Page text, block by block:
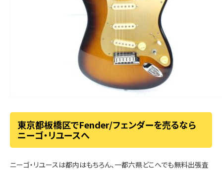
東京都板橋区でFender/フェンダーを売るなら
ニーゴ・リユースへ
ニーゴ・リユースは都内はもちろん、一都六県どこへでも無料出張査